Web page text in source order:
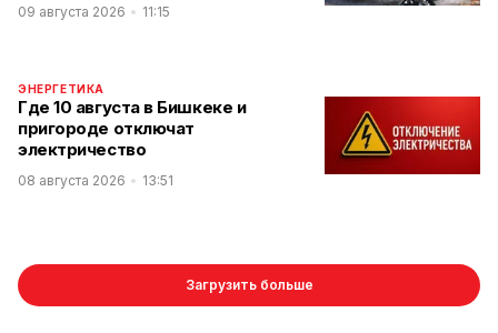
09 августа 2026 11:15
ЭНЕРГЕТИКА
Где 10 августа в Бишкеке и
пригороде отключат
электричество
08 августа 2026 13:51
Загрузить больше